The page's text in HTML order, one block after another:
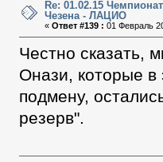
Re: 01.02.15
Чезена - ЛАЦИО
«Ответ #139 : 01 Февраль
Честно сказать,
Онази, которые в
подмену,
резерв".